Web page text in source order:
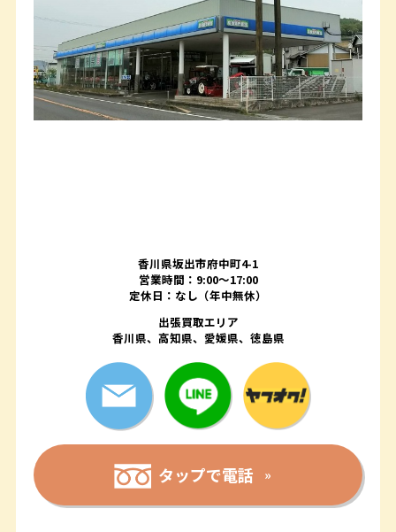
香川県坂出市府中町4-1
営業時間：9:00～17:00
定休日：なし（年中無休）
出張買取エリア
香川県、高知県、愛媛県、徳島県
タップで電話